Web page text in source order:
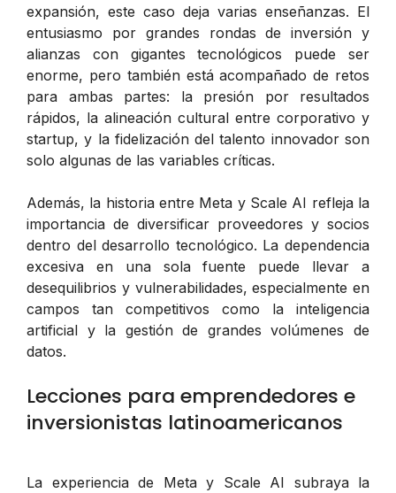
expansión, este caso deja varias enseñanzas. El
entusiasmo por grandes rondas de inversión y
alianzas con gigantes tecnológicos puede ser
enorme, pero también está acompañado de retos
para ambas partes: la presión por resultados
rápidos, la alineación cultural entre corporativo y
startup, y la fidelización del talento innovador son
solo algunas de las variables críticas.
Además, la historia entre Meta y Scale AI refleja la
importancia de diversificar proveedores y socios
dentro del desarrollo tecnológico. La dependencia
excesiva en una sola fuente puede llevar a
desequilibrios y vulnerabilidades, especialmente en
campos tan competitivos como la inteligencia
artificial y la gestión de grandes volúmenes de
datos.
Lecciones para emprendedores e
inversionistas latinoamericanos
La experiencia de Meta y Scale AI subraya la